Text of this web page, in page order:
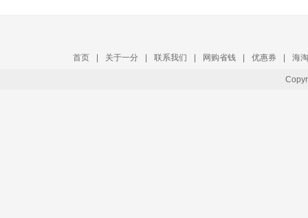
首页 关于一分 联系我们 网购省钱 优惠券 海淘